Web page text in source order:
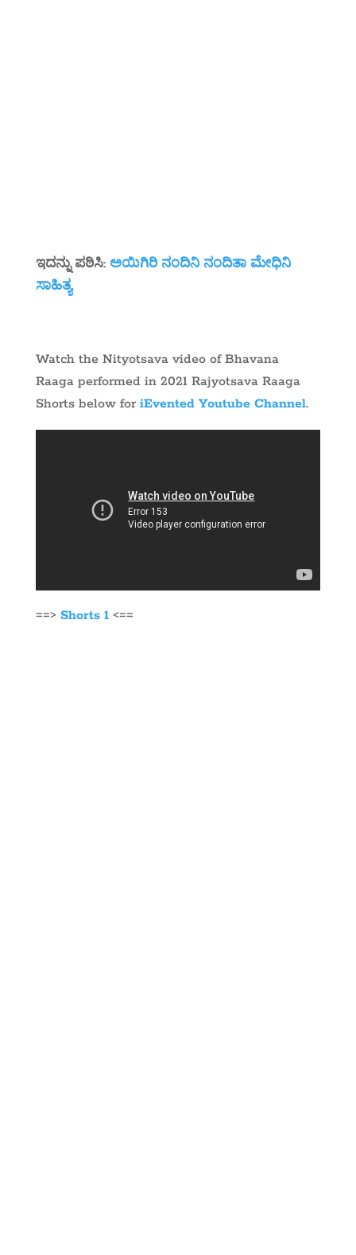
ಇದನ್ನು ಪಠಿಸಿ: ಅಯಿಗಿರಿ ನಂದಿನಿ ನಂದಿತಾ ಮೇಧಿನಿ
ಸಾಹಿತ್ಯ
Watch the Nityotsava video of Bhavana
Raaga performed in 2021 Rajyotsava Raaga
Shorts below foriEvented Youtube Channel.
==> Shorts 1 <==